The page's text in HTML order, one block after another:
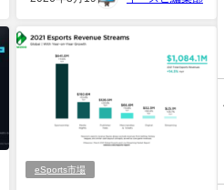
eSports市場